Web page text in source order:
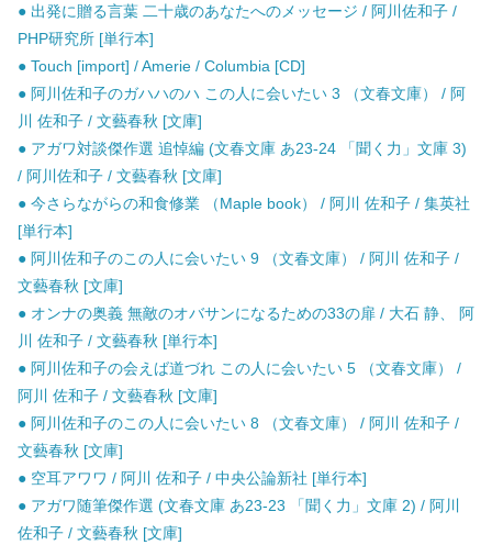
● 出発に贈る言葉 二十歳のあなたへのメッセージ / 阿川佐和子 /
PHP研究所 [単行本]
● Touch [import] / Amerie / Columbia [CD]
● 阿川佐和子のガハハのハ この人に会いたい 3 （文春文庫） / 阿
川 佐和子 / 文藝春秋 [文庫]
● アガワ対談傑作選 追悼編 (文春文庫 あ23-24 「聞く力」文庫 3)
/ 阿川佐和子 / 文藝春秋 [文庫]
● 今さらながらの和食修業 （Maple book） / 阿川 佐和子 / 集英社
[単行本]
● 阿川佐和子のこの人に会いたい 9 （文春文庫） / 阿川 佐和子 /
文藝春秋 [文庫]
● オンナの奥義 無敵のオバサンになるための33の扉 / 大石 静、 阿
川 佐和子 / 文藝春秋 [単行本]
● 阿川佐和子の会えば道づれ この人に会いたい 5 （文春文庫） /
阿川 佐和子 / 文藝春秋 [文庫]
● 阿川佐和子のこの人に会いたい 8 （文春文庫） / 阿川 佐和子 /
文藝春秋 [文庫]
● 空耳アワワ / 阿川 佐和子 / 中央公論新社 [単行本]
● アガワ随筆傑作選 (文春文庫 あ23-23 「聞く力」文庫 2) / 阿川
佐和子 / 文藝春秋 [文庫]